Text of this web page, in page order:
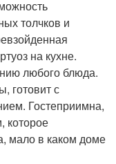
толчков и
на кухне.
любого блюда.
готовит с
Гостеприимна,
которое
мало в каком доме